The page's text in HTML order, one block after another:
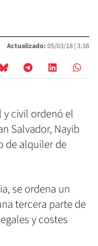
Actualizado:05/03/18 |3:38
civil ordenó el
Salvador, Nayib
de alquiler de
se ordena un
tercera parte de
y costes